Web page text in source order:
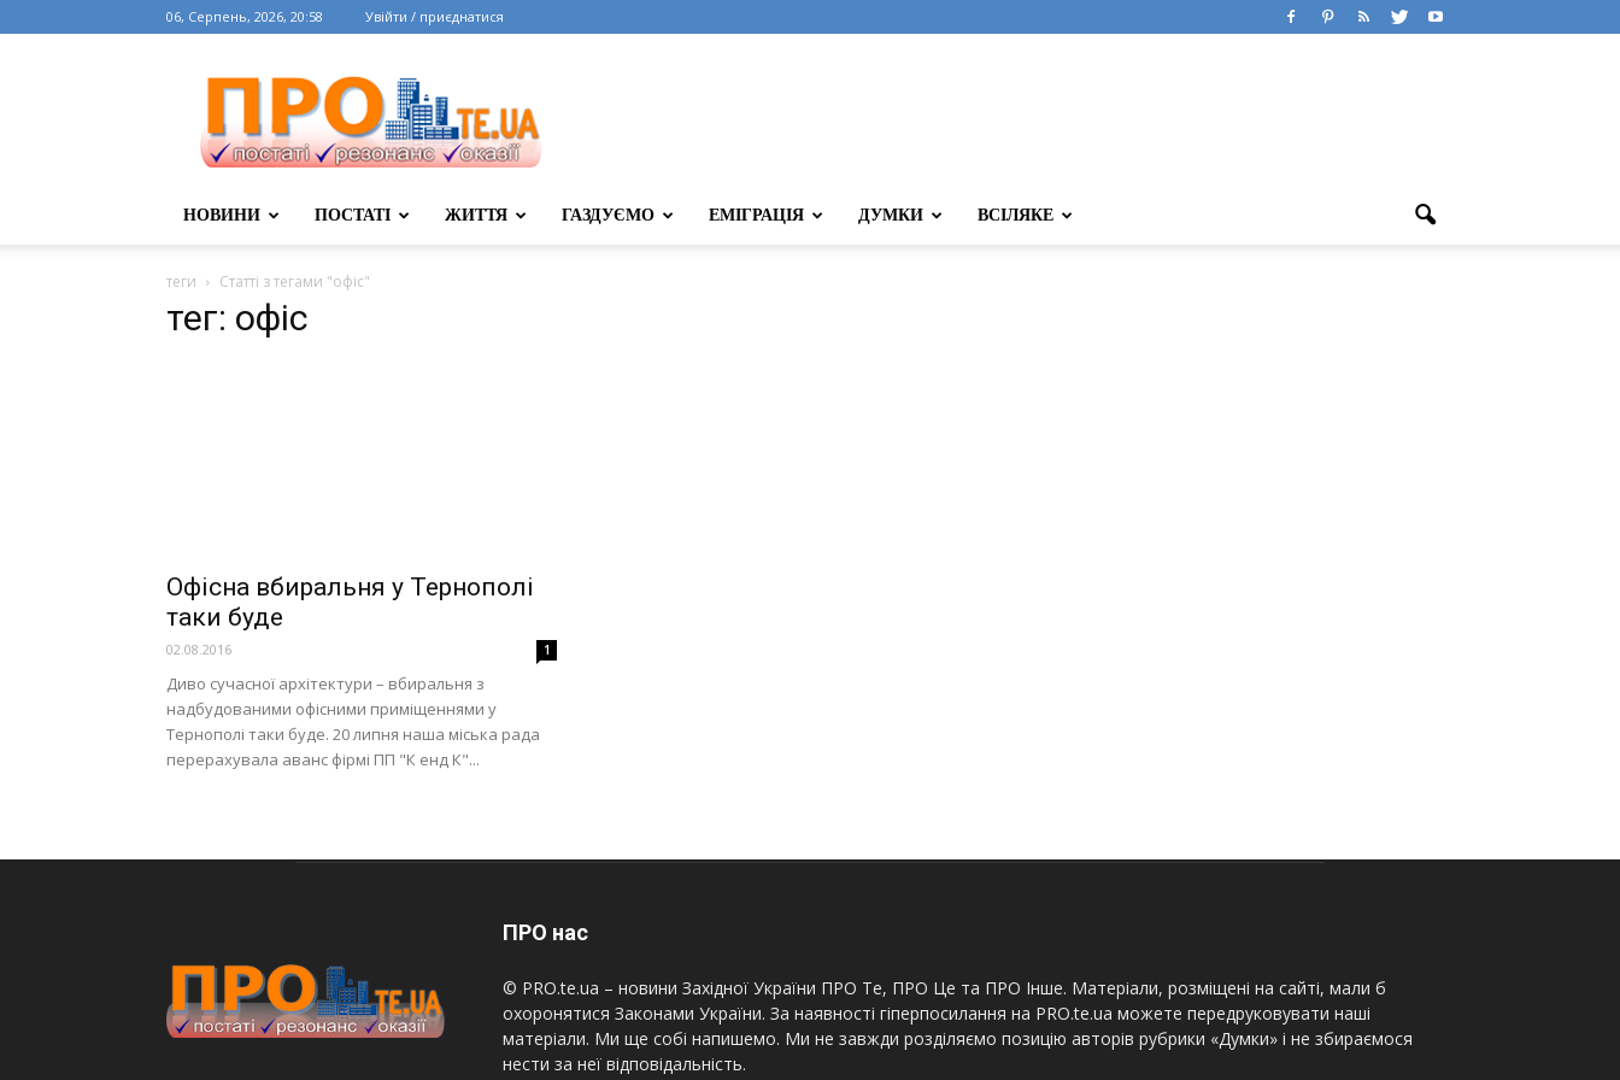
06, Серпень, 2026, 20:58 Увійти / приєднатися
НОВИНИ ПОСТАТІ ЖИТТЯ ГАЗДУЄМО ЕМІГРАЦІЯ ДУМКИ ВСІЛЯКЕ
теги Статті з тегами "офіс"
тег: офіс
Офісна вбиральня у Тернополі
таки буде
02.08.2016 1
Диво сучасної архітектури – вбиральня з
надбудованими офісними приміщеннями у
Тернополі таки буде. 20 липня наша міська рада
перерахувала аванс фірмі ПП "К енд К"...
ПРО нас
© PRO.te.ua – новини Західної України ПРО Те, ПРО Це та ПРО Інше. Матеріали, розміщені на сайті, мали б
охоронятися Законами України. За наявності гіперпосилання на PRO.te.ua можете передруковувати наші
матеріали. Ми ще собі напишемо. Ми не завжди розділяємо позицію авторів рубрики «Думки» і не збираємося
нести за неї відповідальність.